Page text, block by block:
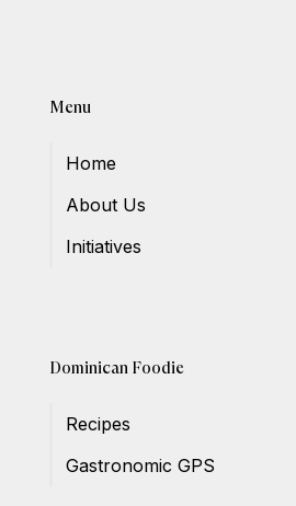
Menu
Home
About Us
Initiatives
Dominican Foodie
Recipes
Gastronomic GPS